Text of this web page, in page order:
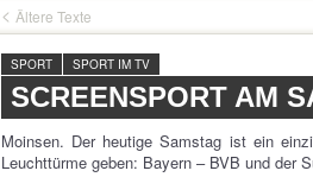
Ältere Texte
SPORT SPORT IM TV
SCREENSPORT AM
Moinsen. Der heutige Samstag ist ein
Leuchttürme geben: Bayern – BVB und der